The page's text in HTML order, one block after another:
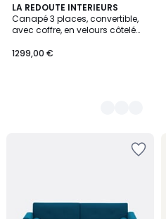
LA REDOUTE INTERIEURS
Canapé 3 places, convertible,
avec coffre, en velours côtelé
1299,00 €
3
Couleurs